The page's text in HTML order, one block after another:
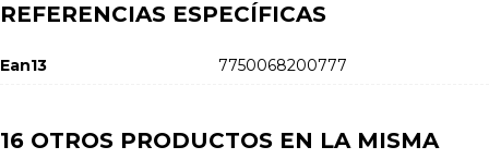
REFERENCIAS ESPECÍFICAS
Ean13 7750068200777
16 OTROS PRODUCTOS EN LA MISMA